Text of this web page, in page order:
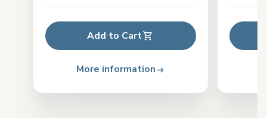
Add to Cart
More information